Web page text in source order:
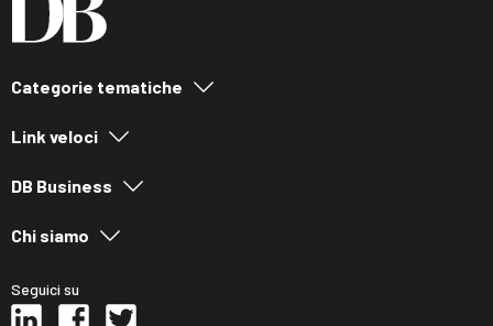
Categorie tematiche
Link veloci
DB Business
Chi siamo
Seguici su